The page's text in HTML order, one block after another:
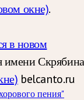
окне).
в новом
имени Скрябина
belcanto.ru
пения"